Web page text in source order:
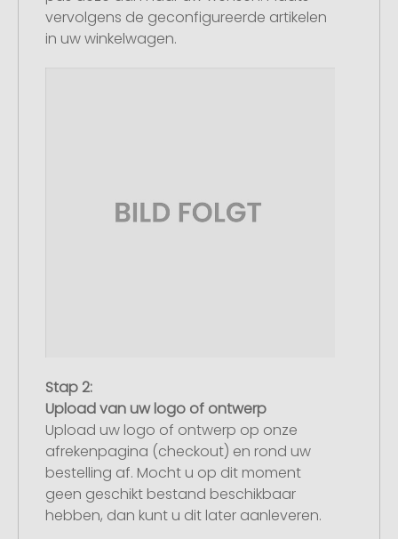
vervolgens de geconfigureerde artikelen
in uw winkelwagen.
Stap 2:
Upload van uw logo of ontwerp
Upload uw logo of ontwerp op onze
afrekenpagina (checkout) en rond uw
bestelling af. Mocht u op dit moment
geen geschikt bestand beschikbaar
hebben, dan kunt u dit later aanleveren.